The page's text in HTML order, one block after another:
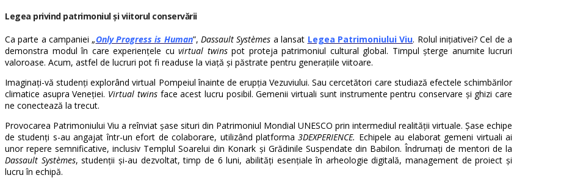
Legea privind patrimoniul și viitorul conservării
Ca parte a campaniei „Only Progress is Human”, Dassault Systèmes a lansat Legea Patrimoniului Viu. Rolul inițiativei? Cel de a
demonstra modul în care experiențele cuvirtual twinspot proteja patrimoniul cultural global. Timpul șterge anumite lucruri
valoroase. Acum, astfel de lucruri pot fi readuse la viață și păstrate pentru generațiile viitoare.
Imaginați-vă studenți explorând virtual Pompeiul înainte de erupția Vezuviului. Sau cercetători care studiază efectele schimbărilor
climatice asupra Veneției. Virtual twinsface acest lucru posibil. Gemenii virtuali sunt instrumente pentru conservare și ghizi care
ne conectează la trecut.
Provocarea Patrimoniului Viu a reînviat șase situri din Patrimoniul Mondial UNESCO prin intermediul realității virtuale. Șase echipe
de studenți s-au angajat într-un efort de colaborare, utilizând platforma3DEXPERIENCE. Echipele au elaborat gemeni virtuali ai
unor repere semnificative, inclusiv Templul Soarelui din Konark și Grădinile Suspendate din Babilon. Îndrumați de mentori de la
Dassault Systèmes, studenții și-au dezvoltat, timp de 6 luni, abilități esențiale în arheologie digitală, management de proiect și
lucru în echipă.